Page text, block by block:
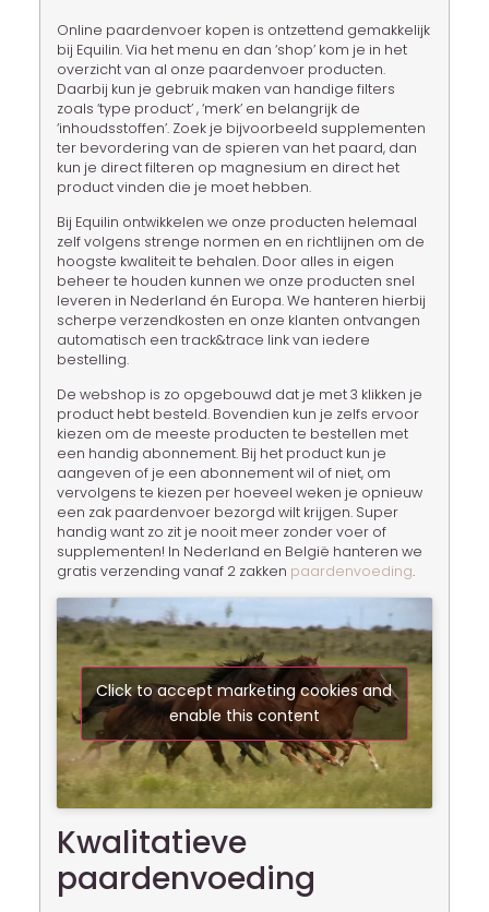
Online paardenvoer kopen is ontzettend gemakkelijk
bij Equilin. Via het menu en dan ‘shop’ kom je in het
overzicht van al onze paardenvoer producten.
Daarbij kun je gebruik maken van handige filters
zoals ‘type product’ , ‘merk’ en belangrijk de
‘inhoudsstoffen’. Zoek je bijvoorbeeld supplementen
ter bevordering van de spieren van het paard, dan
kun je direct filteren op magnesium en direct het
product vinden die je moet hebben.
Bij Equilin ontwikkelen we onze producten helemaal
zelf volgens strenge normen en en richtlijnen om de
hoogste kwaliteit te behalen. Door alles in eigen
beheer te houden kunnen we onze producten snel
leveren in Nederland én Europa. We hanteren hierbij
scherpe verzendkosten en onze klanten ontvangen
automatisch een track&trace link van iedere
bestelling.
De webshop is zo opgebouwd dat je met 3 klikken je
product hebt besteld. Bovendien kun je zelfs ervoor
kiezen om de meeste producten te bestellen met
een handig abonnement. Bij het product kun je
aangeven of je een abonnement wil of niet, om
vervolgens te kiezen per hoeveel weken je opnieuw
een zak paardenvoer bezorgd wilt krijgen. Super
handig want zo zit je nooit meer zonder voer of
supplementen! In Nederland en België hanteren we
gratis verzending vanaf 2 zakken paardenvoeding.
Click to accept marketing cookies and
enable this content
Kwalitatieve
paardenvoeding